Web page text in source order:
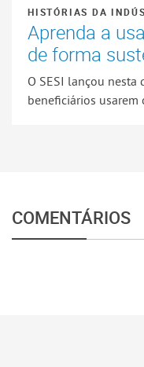
HISTÓRIAS DA
Aprenda a
de forma
O SESI lançou nesta
beneficiários usarem
COMENTÁRIOS